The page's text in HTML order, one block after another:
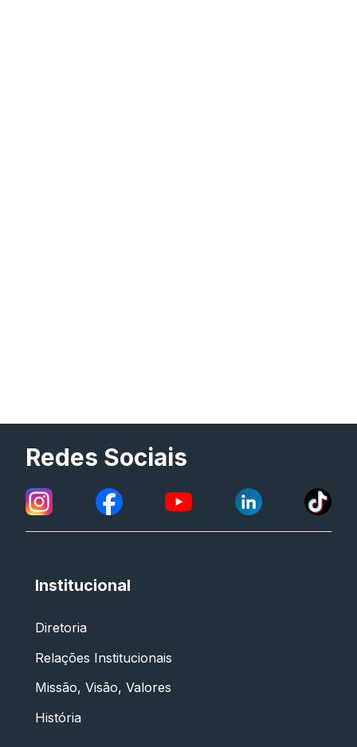
Redes Sociais
Institucional
Diretoria
Relações Institucionais
Missão, Visão, Valores
História